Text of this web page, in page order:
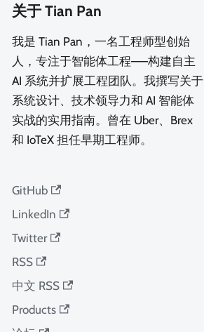
关于 Tian Pan
我是 Tian Pan，一名工程师型创始
人，专注于智能体工程——构建自主
AI 系统并扩展工程团队。我撰写关于
系统设计、技术领导力和 AI 智能体
实战的实用指南。曾在 Uber、Brex
和 IoTeX 担任早期工程师。
GitHub
LinkedIn
Twitter
RSS
中文 RSS
Products